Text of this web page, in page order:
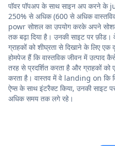
पॉवर पॉपअप के साथ साइन अप करने के
250% से अधिक (600 से अधिक
powr सोशल का उपयोग करके अपने
तक बढ़ा दिया है। उनकी साइट पर
ग्राहकों को शीघ्रता से दिखाने के लिए
होमपेज हैं कि वास्तविक जीवन में उत्पाद
तरह से प्रदर्शित करता है और ग्राहकों
करता है। वास्तव में वे landing on कि
ऐप्स के साथ इंटरैक्ट किया, उनकी साइट
अधिक समय तक लगे रहे।